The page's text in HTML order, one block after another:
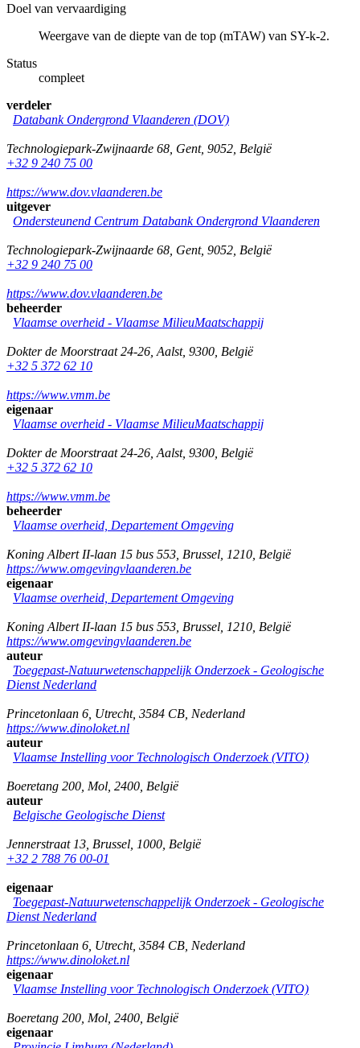
Doel van vervaardiging
Weergave van de diepte van de top (mTAW) van SY-k-2.
Status
compleet
verdeler
Databank Ondergrond Vlaanderen (DOV)
Technologiepark-Zwijnaarde 68 Gent, 9052 België
+32 9 240 75 00
https://www.dov.vlaanderen.be
uitgever
Ondersteunend Centrum Databank Ondergrond Vlaanderen
Technologiepark-Zwijnaarde 68 Gent, 9052 België
+32 9 240 75 00
https://www.dov.vlaanderen.be
beheerder
Vlaamse overheid - Vlaamse MilieuMaatschappij
Dokter de Moorstraat 24-26 Aalst, 9300 België
+32 5 372 62 10
https://www.vmm.be
eigenaar
Vlaamse overheid - Vlaamse MilieuMaatschappij
Dokter de Moorstraat 24-26 Aalst, 9300 België
+32 5 372 62 10
https://www.vmm.be
beheerder
Vlaamse overheid, Departement Omgeving
Koning Albert II-laan 15 bus 553 Brussel 1210 België
https://www.omgevingvlaanderen.be
eigenaar
Vlaamse overheid, Departement Omgeving
Koning Albert II-laan 15 bus 553 Brussel 1210 België
https://www.omgevingvlaanderen.be
auteur
Toegepast-Natuurwetenschappelijk Onderzoek - Geologische
Dienst Nederland
Princetonlaan 6 Utrecht, 3584 CB Nederland
https://www.dinoloket.nl
auteur
Vlaamse Instelling voor Technologisch Onderzoek (VITO)
Boeretang 200 Mol 2400 België
auteur
Belgische Geologische Dienst
Jennerstraat 13 Brussel 1000 België
+32 2 788 76 00-01
eigenaar
Toegepast-Natuurwetenschappelijk Onderzoek - Geologische
Dienst Nederland
Princetonlaan 6 Utrecht, 3584 CB Nederland
https://www.dinoloket.nl
eigenaar
Vlaamse Instelling voor Technologisch Onderzoek (VITO)
Boeretang 200 Mol 2400 België
eigenaar